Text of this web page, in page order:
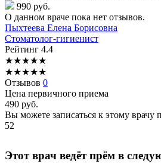
990 руб.
О данном враче пока нет отзывов.
Пыхтеева Елена Борисовна
Стоматолог-гигиенист
Рейтинг 4.4
★★★★★
★★★★★
Отзывов 0
Цена первичного приема
490 руб.
Вы можете записаться к этому врачу
52
Этот врач ведёт прём в